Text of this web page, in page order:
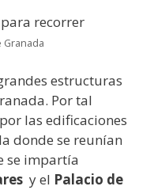
estructuras
Por tal
las edificaciones
donde se reunían
se impartía
y el Palacio de